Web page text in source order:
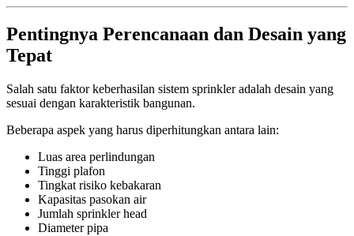
Pentingnya Perencanaan dan Desain yang
Tepat
Salah satu faktor keberhasilan sistem sprinkler adalah desain yang
sesuai dengan karakteristik bangunan.
Beberapa aspek yang harus diperhitungkan antara lain:
Luas area perlindungan
Tinggi plafon
Tingkat risiko kebakaran
Kapasitas pasokan air
Jumlah sprinkler head
Diameter pipa